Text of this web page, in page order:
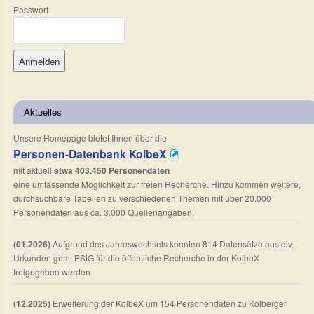
Passwort
Aktuelles
Unsere Homepage bietet Ihnen über die
Personen-Datenbank KolbeX
mit aktuell etwa 403.450 Personendaten
eine umfassende Möglichkeit zur freien Recherche. Hinzu kommen weitere,
durchsuchbare Tabellen zu verschiedenen Themen mit über 20.000
Personendaten aus ca. 3.000 Quellenangaben.
(01.2026)Aufgrund des Jahreswechsels konnten 814 Datensätze aus div.
Urkunden gem. PStG für die öffentliche Recherche in der KolbeX
freigegeben werden.
(12.2025) Erweiterung der KolbeX um 154 Personendaten zu Kolberger